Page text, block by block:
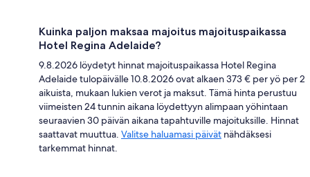
Kuinka paljon maksaa majoitus majoituspaikassa
Hotel Regina Adelaide?
9.8.2026 löydetyt hinnat majoituspaikassa Hotel Regina
Adelaide tulopäivälle 10.8.2026 ovat alkaen 373 € per yö per 2
aikuista, mukaan lukien verot ja maksut. Tämä hinta perustuu
viimeisten 24 tunnin aikana löydettyyn alimpaan yöhintaan
seuraavien 30 päivän aikana tapahtuville majoituksille. Hinnat
saattavat muuttua. Valitse haluamasi päivät nähdäksesi
tarkemmat hinnat.